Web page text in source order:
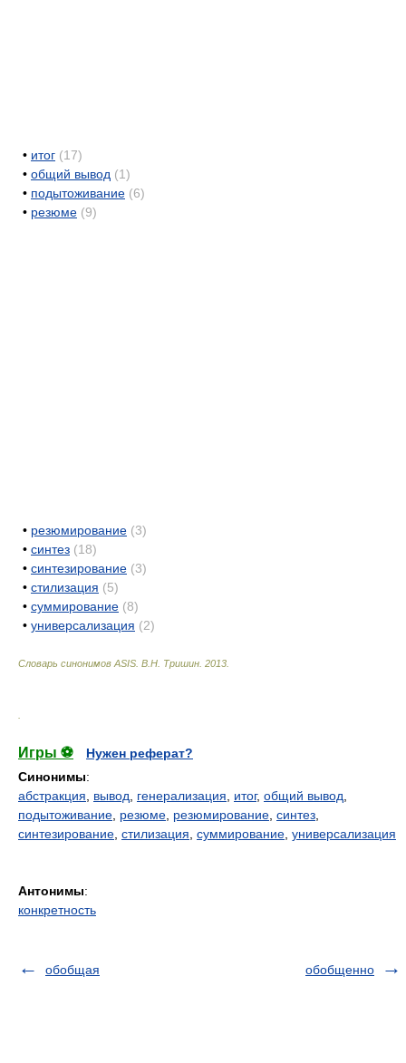
• итог (17)
• общий вывод (1)
• подытоживание (6)
• резюме (9)
• резюмирование (3)
• синтез (18)
• синтезирование (3)
• стилизация (5)
• суммирование (8)
• универсализация (2)
Словарь синонимов ASIS. В.Н. Тришин 2013
Игры ⚽
Нужен реферат?
Синонимы:
абстракция
вывод генерализация итог, общий вывод
подытоживание резюме резюмирование синтез
синтезирование стилизация суммирование универсализация
Антонимы:
конкретность
обобщая обобщенно